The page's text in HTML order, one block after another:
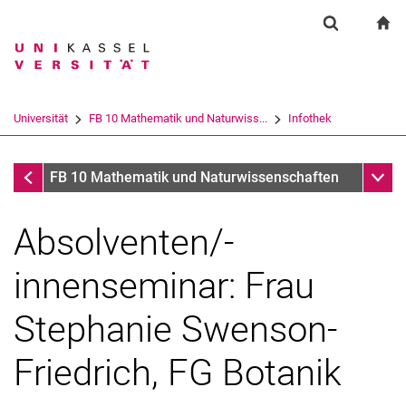
Springe direkt zu: Inhalt
Springe direkt zu: Suche
Springe direkt zu:
Suchbegriff
Suchen (öffnet externen Link in einem
Universität FB 10 Mathematik und Naturwiss... Infothek
InfothekFB 10 Mathematik und Naturwissenschaften
Absolventen/-
innenseminar: Frau
Stephanie Swenson-
Friedrich, FG Botanik